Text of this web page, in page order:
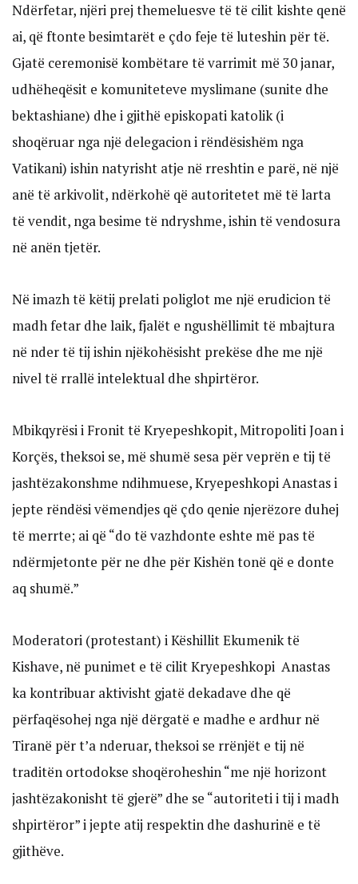
Ndërfetar, njëri prej themeluesve të të cilit kishte qenë
ai, që ftonte besimtarët e çdo feje të luteshin për të.
Gjatë ceremonisë kombëtare të varrimit më 30 janar,
udhëheqësit e komuniteteve myslimane (sunite dhe
bektashiane) dhe i gjithë episkopati katolik (i
shoqëruar nga një delegacion i rëndësishëm nga
Vatikani) ishin natyrisht atje në rreshtin e parë, në një
anë të arkivolit, ndërkohë që autoritetet më të larta
të vendit, nga besime të ndryshme, ishin të vendosura
në anën tjetër.
Në imazh të këtij prelati poliglot me një erudicion të
madh fetar dhe laik, fjalët e ngushëllimit të mbajtura
në nder të tij ishin njëkohësisht prekëse dhe me një
nivel të rrallë intelektual dhe shpirtëror.
Mbikqyrësi i Fronit të Kryepeshkopit, Mitropoliti Joan i
Korçës, theksoi se, më shumë sesa për veprën e tij të
jashtëzakonshme ndihmuese, Kryepeshkopi Anastas i
jepte rëndësi vëmendjes që çdo qenie njerëzore duhej
të merrte; ai që “do të vazhdonte eshte më pas të
ndërmjetonte për ne dhe për Kishën tonë që e donte
aq shumë.”
Moderatori (protestant) i Këshillit Ekumenik të
Kishave, në punimet e të cilit Kryepeshkopi Anastas
ka kontribuar aktivisht gjatë dekadave dhe që
përfaqësohej nga një dërgatë e madhe e ardhur në
Tiranë për t’a nderuar, theksoi se rrënjët e tij në
traditën ortodokse shoqëroheshin “me një horizont
jashtëzakonisht të gjerë” dhe se “autoriteti i tij i madh
shpirtëror” i jepte atij respektin dhe dashurinë e të
gjithëve.